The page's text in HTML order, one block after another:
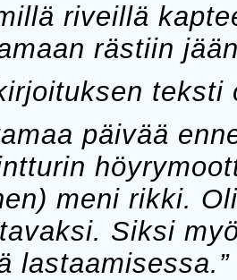
riveillä
rästiin
teksti
päivää
meni rikki.
Siksi
lastaamisessa.”